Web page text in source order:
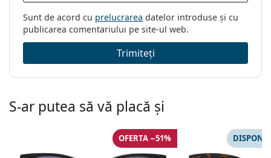
Sunt de acord cu prelucrarea datelor introduse și cu
publicarea comentariului pe site-ul web.
Trimiteți
S-ar putea să vă placă și
OFERTA −51%